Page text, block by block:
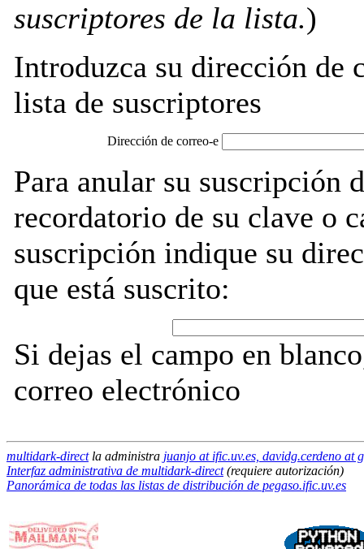
suscriptores de la lista.)
Introduzca su dirección de
lista de suscriptores
Dirección de correo-e
Para anular su suscripción
recordatorio de su clave o
suscripción indique su
que está suscrito:
Si dejas el campo en
correo electrónico
multidark-directla administra juanjo at ific.uv.es, davidg.cerdeno at
Interfaz administrativa de multidark-direct(requiere autorización)
Panorámica de todas las listas de distribución de pegaso.ific.uv.es